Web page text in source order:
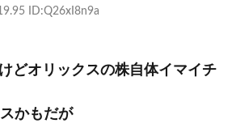
ID:Q26xI8n9a
どオリックスの株自体イマイチ
かもだが